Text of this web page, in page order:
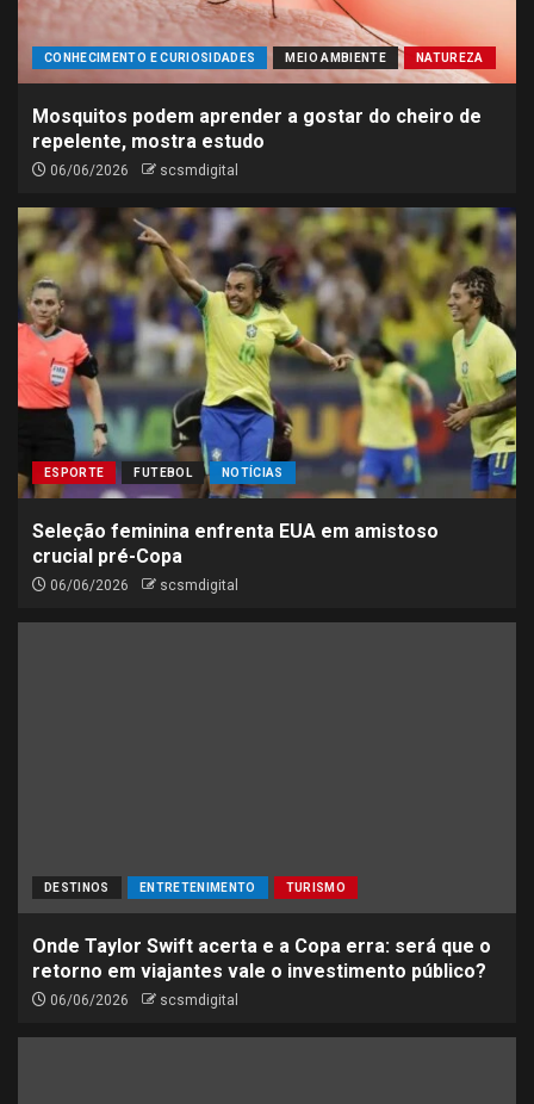
CONHECIMENTO E CURIOSIDADES MEIO AMBIENTE NATUREZA
Mosquitos podem aprender a gostar do cheiro de
repelente, mostra estudo
06/06/2026 scsmdigital
ESPORTE FUTEBOL NOTÍCIAS
Seleção feminina enfrenta EUA em amistoso
crucial pré-Copa
06/06/2026 scsmdigital
DESTINOS ENTRETENIMENTO TURISMO
Onde Taylor Swift acerta e a Copa erra: será que o
retorno em viajantes vale o investimento público?
06/06/2026 scsmdigital